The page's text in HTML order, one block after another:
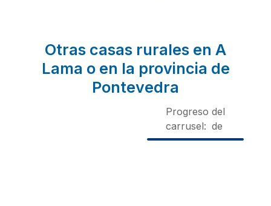
Otras casas rurales en A
Lama o en la provincia de
Pontevedra
Progreso del
carrusel: de